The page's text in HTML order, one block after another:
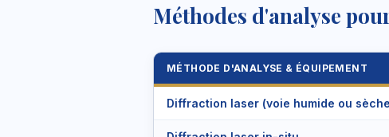
Méthodes d'analyse
MÉTHODE D'ANALYSE & ÉQUIPEMENT
Diffraction laser (voie humide ou